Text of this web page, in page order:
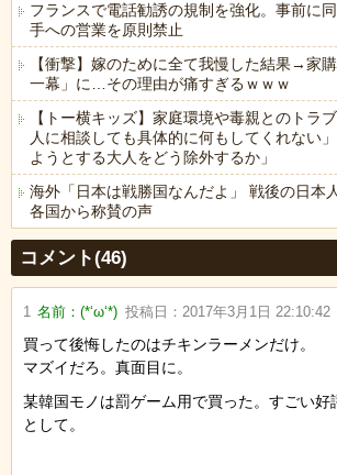
フランスで電話勧誘の規制を強化。事前に
手への営業を原則禁止
【衝撃】嫁のために全て我慢した結果→家
一幕」に…その理由が痛すぎるｗｗｗ
【トー横キッズ】家庭環境や毒親とのトラ
人に相談しても具体的に何もしてくれない
ようとする大人をどう除外するか」
海外「日本は戦勝国なんだよ」 戦後の日本
各国から称賛の声
Powered by livedoor 相互RSS
コメント(46)
1 名前：(*‘ω‘*) 投稿日： 2017年3月1日 22:10:42
買って後悔したのはチキンラーメンだけ。
マズイだろ。真面目に。
某韓国モノは罰ゲーム用で買った。すごい好
として。